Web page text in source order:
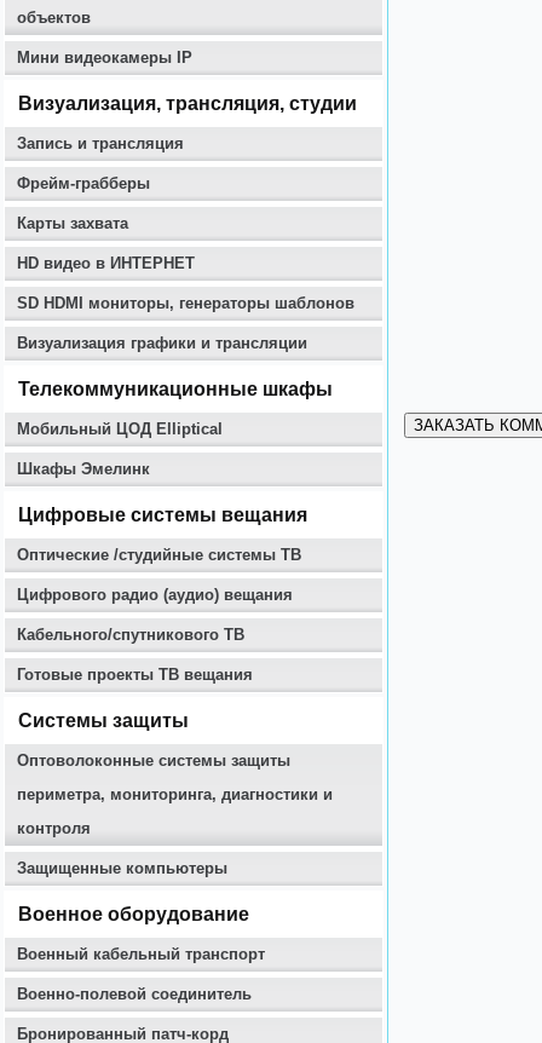
объектов
Мини видеокамеры IP
Визуализация, трансляция, студии
Запись и трансляция
Фрейм-грабберы
Карты захвата
HD видео в ИНТЕРНЕТ
SD HDMI мониторы, генераторы шаблонов
Визуализация графики и трансляции
Телекоммуникационные шкафы
Мобильный ЦОД Elliptical
Шкафы Эмелинк
Цифровые системы вещания
Оптические /студийные системы ТВ
Цифрового радио (аудио) вещания
Кабельного/спутникового ТВ
Готовые проекты ТВ вещания
Системы защиты
Оптоволоконные системы защиты
периметра, мониторинга, диагностики и
контроля
Защищенные компьютеры
Военное оборудование
Военный кабельный транспорт
Военно-полевой соединитель
Бронированный патч-корд
ЗАКАЗАТЬ